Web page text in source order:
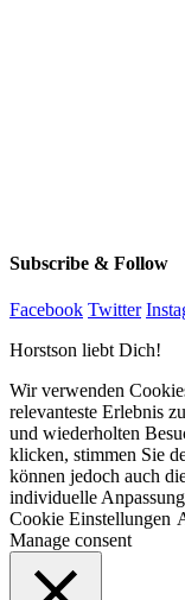
Subscribe & Follow
Facebook Twitter
Horstson liebt Dich!
Wir verwenden
relevanteste Erlebnis
und wiederholten
klicken, stimmen Sie
können jedoch auch
individuelle
Cookie Einstellungen
Manage consent